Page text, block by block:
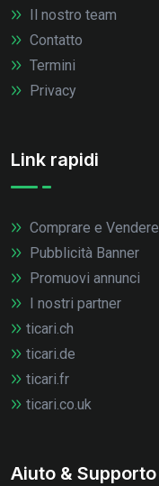
Il nostro team
Contatto
Termini
Privacy
Link rapidi
Comprare e Vendere
Pubblicità Banner
Promuovi annunci
I nostri partner
ticari.ch
ticari.de
ticari.fr
ticari.co.uk
Aiuto & Supporto